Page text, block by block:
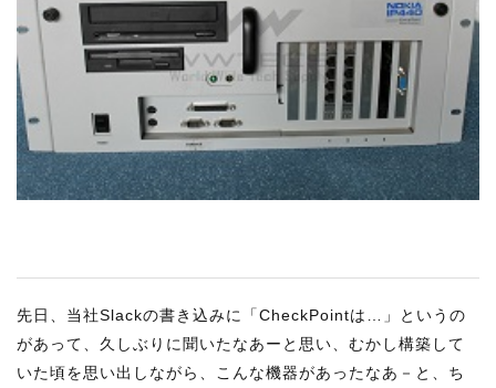
ACTION
RECRUIT
STAFF BLOG
CONTACT US
情報セキュリティ
プライバシーポリシー
先日、当社Slackの書き込みに「CheckPointは…」というの
があって、久しぶりに聞いたなあーと思い、むかし構築して
いた頃を思い出しながら、こんな機器があったなあ－と、ち